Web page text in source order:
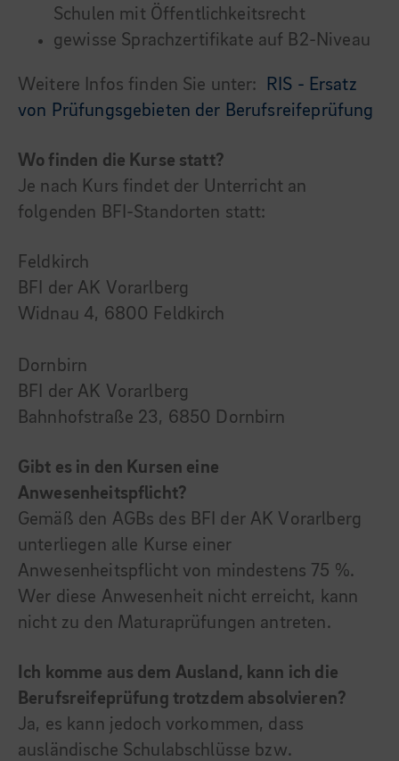
Schulen mit Öffentlichkeitsrecht
gewisse Sprachzertifikate auf B2-Niveau
Weitere Infos finden Sie unter:
RIS - Ersatz
von Prüfungsgebieten der Berufsreifeprüfung
Wo finden die Kurse statt?
Je nach Kurs findet der Unterricht an
folgenden BFI-Standorten statt:
Feldkirch
BFI der AK Vorarlberg
Widnau 4, 6800 Feldkirch
Dornbirn
BFI der AK Vorarlberg
Bahnhofstraße 23, 6850 Dornbirn
Gibt es in den Kursen eine
Anwesenheitspflicht?
Gemäß den AGBs des BFI der AK Vorarlberg
unterliegen alle Kurse einer
Anwesenheitspflicht von mindestens 75 %.
Wer diese Anwesenheit nicht erreicht, kann
nicht zu den Maturaprüfungen antreten.
Ich komme aus dem Ausland, kann ich die
Berufsreifeprüfung trotzdem absolvieren?
Ja, es kann jedoch vorkommen, dass
ausländische Schulabschlüsse bzw.